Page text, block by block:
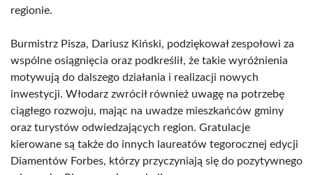
regionie.
Burmistrz Pisza, Dariusz Kiński, podziękował zespołowi za
wspólne osiągnięcia oraz podkreślił, że takie wyróżnienia
motywują do dalszego działania i realizacji nowych
inwestycji. Włodarz zwrócił również uwagę na potrzebę
ciągłego rozwoju, mając na uwadze mieszkańców gminy
oraz turystów odwiedzających region. Gratulacje
kierowane są także do innych laureatów tegorocznej edycji
Diamentów Forbes, którzy przyczyniają się do pozytywnego